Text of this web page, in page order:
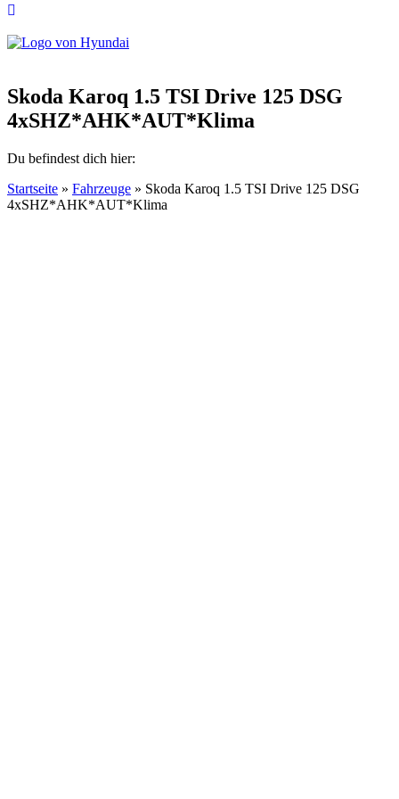
Skoda Karoq 1.5 TSI Drive 125 DSG
4xSHZ*AHK*AUT*Klima
Du befindest dich hier:
Startseite » Fahrzeuge » Skoda Karoq 1.5 TSI Drive 125 DSG
4xSHZ*AHK*AUT*Klima